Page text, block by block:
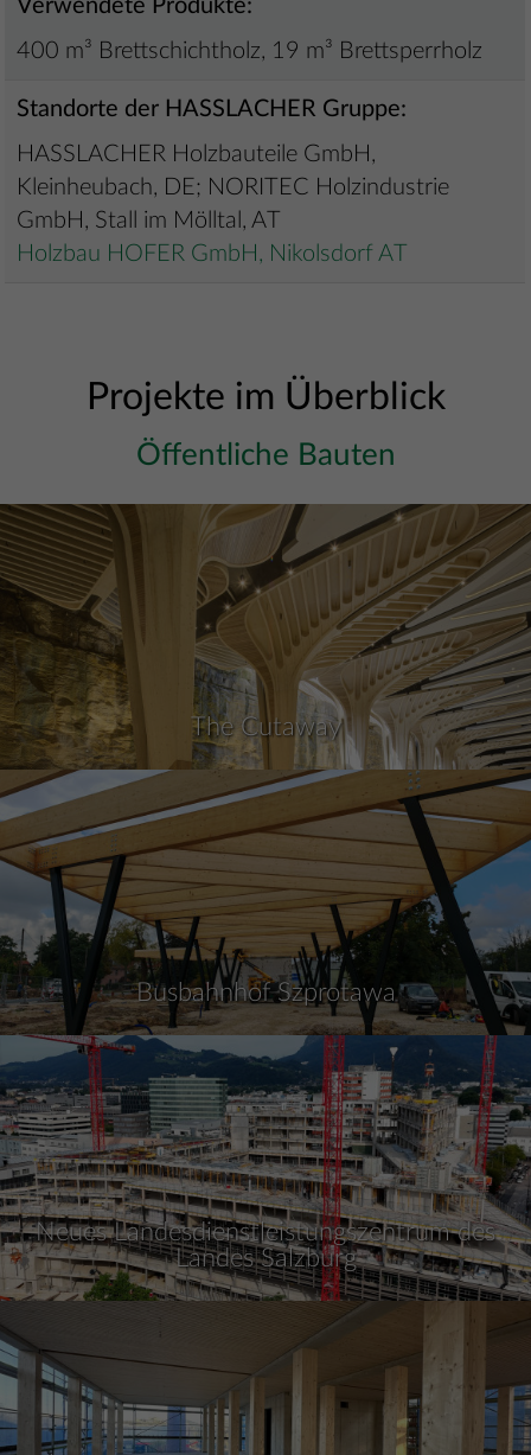
Verwendete Produkte:
400 m³ Brettschichtholz, 19 m³ Brettsperrholz
Standorte der HASSLACHER Gruppe:
HASSLACHER Holzbauteile GmbH,
Kleinheubach, DE; NORITEC Holzindustrie
GmbH, Stall im Mölltal, AT
Holzbau HOFER GmbH, Nikolsdorf AT
Projekte im Überblick
Öffentliche Bauten
The Cutaway
Busbahnhof Szprotawa
Neues Landesdienstleistungszentrum des
Landes Salzburg